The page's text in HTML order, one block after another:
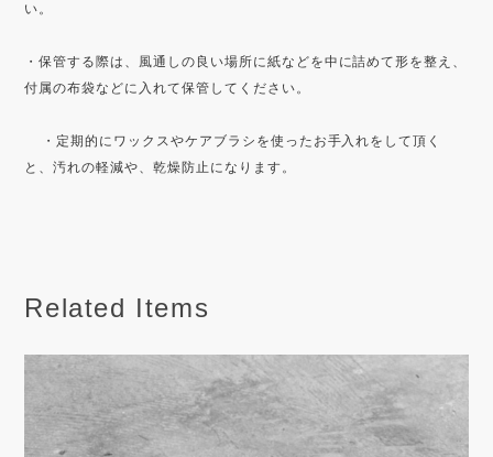
い。
・保管する際は、風通しの良い場所に紙などを中に詰めて形を整え、
付属の布袋などに入れて保管してください。
・定期的にワックスやケアブラシを使ったお手入れをして頂く
と、汚れの軽減や、乾燥防止になります。
Related Items